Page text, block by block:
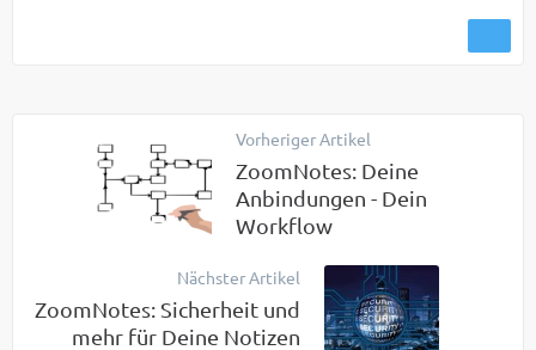
Vorheriger Artikel
ZoomNotes: Deine
Anbindungen - Dein
Workflow
Nächster Artikel
ZoomNotes: Sicherheit und
mehr für Deine Notizen